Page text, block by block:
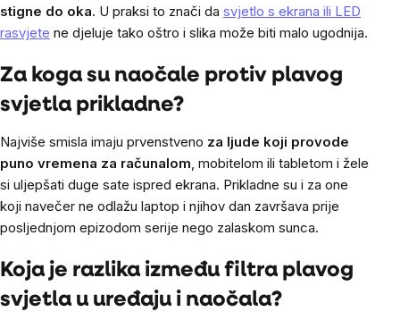
stigne do oka. U praksi to znači da svjetlo s ekrana ili LED
rasvjete ne djeluje tako oštro i slika može biti malo ugodnija.
Za koga su naočale protiv plavog
svjetla prikladne?
Najviše smisla imaju prvenstveno za ljude koji provode
puno vremena za računalom, mobitelom ili tabletom i žele
si uljepšati duge sate ispred ekrana. Prikladne su i za one
koji navečer ne odlažu laptop i njihov dan završava prije
posljednjom epizodom serije nego zalaskom sunca.
Koja je razlika između filtra plavog
svjetla u uređaju i naočala?